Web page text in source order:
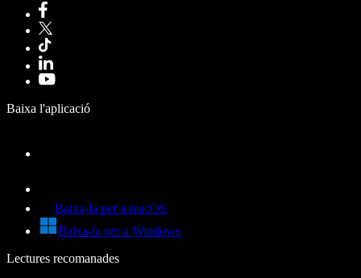
Baixa l'aplicació
Baixa-la per a macOS
Baixa-la per a Windows
Lectures recomanades